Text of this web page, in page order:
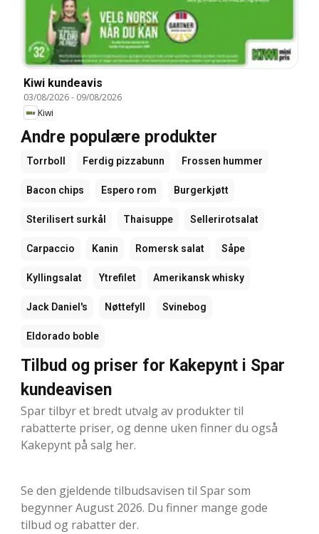
Kiwi kundeavis
03/08/2026- 09/08/2026
Kiwi
Andre populære produkter
Torrboll Ferdig pizzabunn Frossen hummer
Bacon chips Espero rom Burgerkjøtt
Sterilisert surkål Thaisuppe Sellerirotsalat
Carpaccio Kanin Romersk salat Såpe
Kyllingsalat Ytrefilet Amerikansk whisky
Jack Daniel's Nøttefyll Svinebog
Eldorado boble
Tilbud og priser for Kakepynt i Spar
kundeavisen
Spar tilbyr et bredt utvalg av produkter til
rabatterte priser, og denne uken finner du også
Kakepynt på salg her.
Se den gjeldende tilbudsavisen til Spar som
begynner August 2026. Du finner mange gode
tilbud og rabatter der.